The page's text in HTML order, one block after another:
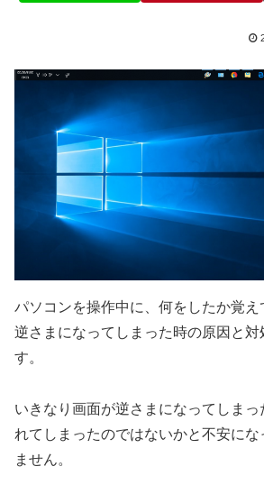
パソコンを操作中に、何をしたか覚
逆さまになってしまった時の原因と対
す。
いきなり画面が逆さまになってしま
れてしまったのではないかと不安に
ません。